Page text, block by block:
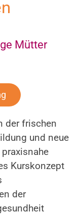
Mütter
der frischen
und neue
Kurskonzept
der